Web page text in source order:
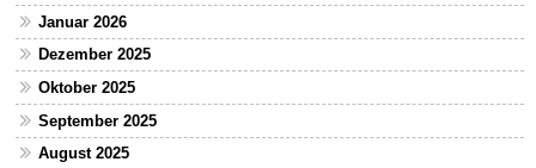
Januar 2026
Dezember 2025
Oktober 2025
September 2025
August 2025